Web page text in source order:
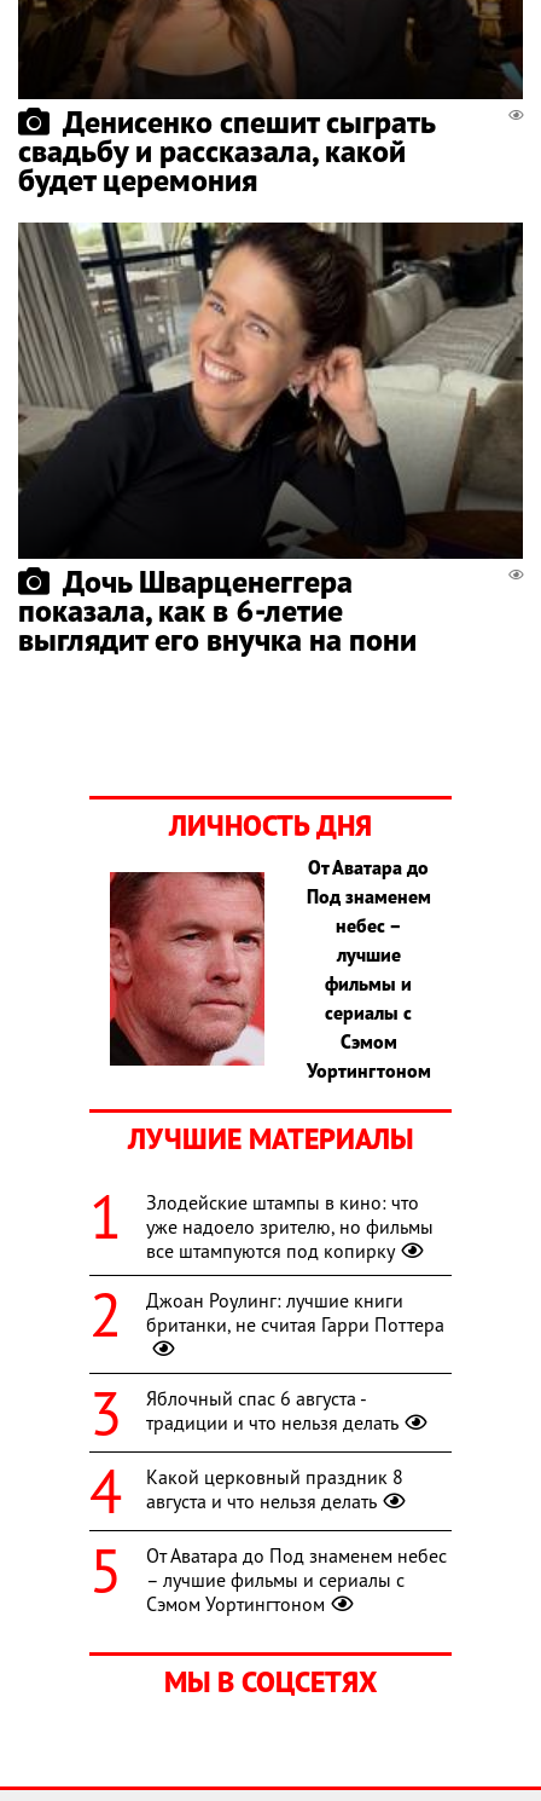
Денисенко спешит сыграть
свадьбу и рассказала, какой
будет церемония
Дочь Шварценеггера
показала, как в 6-летие
выглядит его внучка на пони
ЛИЧНОСТЬ ДНЯ
От Аватара до
Под знаменем
небес –
лучшие
фильмы и
сериалы с
Сэмом
Уортингтоном
ЛУЧШИЕ МАТЕРИАЛЫ
Злодейские штампы в кино: что
уже надоело зрителю, но фильмы
все штампуются под копирку
Джоан Роулинг: лучшие книги
британки, не считая Гарри Поттера
Яблочный спас 6 августа -
традиции и что нельзя делать
Какой церковный праздник 8
августа и что нельзя делать
От Аватара до Под знаменем небес
– лучшие фильмы и сериалы с
Сэмом Уортингтоном
МЫ В СОЦСЕТЯХ